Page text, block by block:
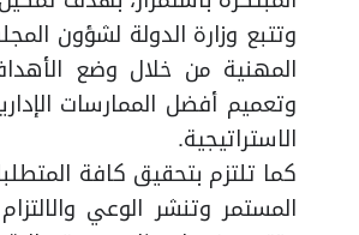
وتتبع وزارة الدولة لشؤون
المهنية من خلال وضع
وتعميم أفضل الممارسات
الاستراتيجية.
كما تلتزم بتحقيق كافة
المستمر وتنشر الوعي